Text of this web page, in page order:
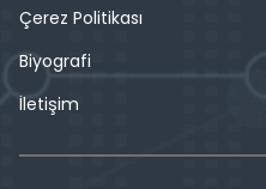
Çerez Politikası
Biyografi
İletişim